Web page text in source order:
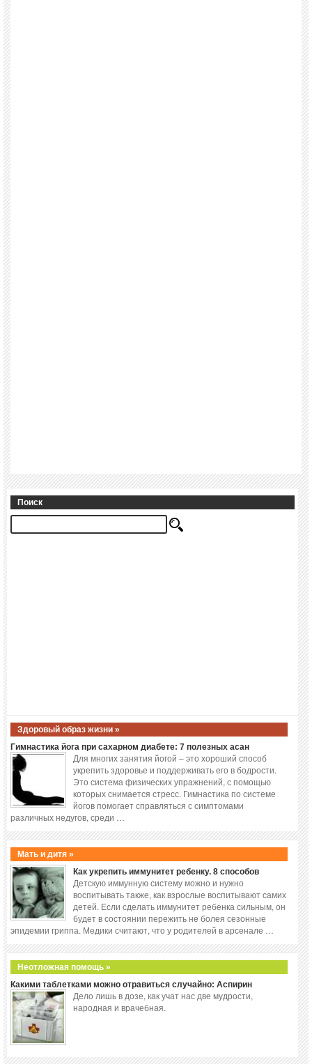
Поиск
Здоровый образ жизни »
Гимнастика йога при сахарном диабете: 7 полезных асан
Для многих занятия йогой – это хороший способ
укрепить здоровье и поддерживать его в бодрости.
Это система физических упражнений, с помощью
которых снимается стресс. Гимнастика по системе
йогов помогает справляться с симптомами
различных недугов, среди …
Мать и дитя »
Как укрепить иммунитет ребенку. 8 способов
Детскую иммунную систему можно и нужно
воспитывать также, как взрослые воспитывают самих
детей. Если сделать иммунитет ребенка сильным, он
будет в состоянии пережить не болея сезонные
эпидемии гриппа. Медики считают, что у родителей в арсенале …
Неотложная помощь »
Какими таблетками можно отравиться случайно: Аспирин
Дело лишь в дозе, как учат нас две мудрости,
народная и врачебная.